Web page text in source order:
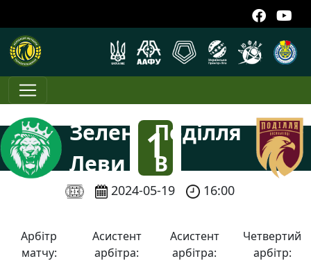
Зелені
Леви
1
:
Поділля
В
2024-05-19 16:00
Арбітр
матчу:
Асистент
арбітра:
Асистент
арбітра:
Четвертий
арбітр: